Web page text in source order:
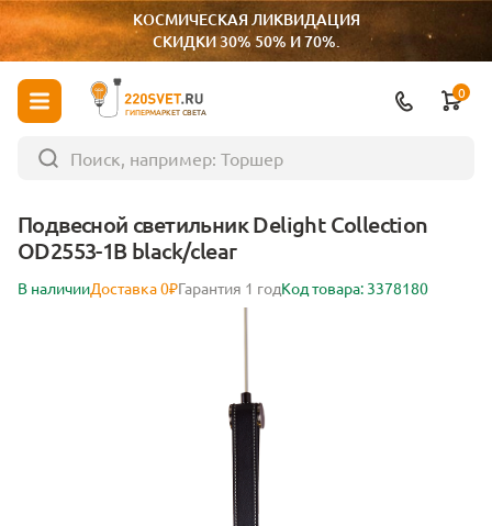
КОСМИЧЕСКАЯ ЛИКВИДАЦИЯ
СКИДКИ 30% 50% И 70%.
ГИПЕРМАРКЕТ СВЕТА
0
Подвесной светильник Delight Collection
OD2553-1B black/clear
В наличииДоставка 0₽Гарантия 1 годКод товара: 3378180